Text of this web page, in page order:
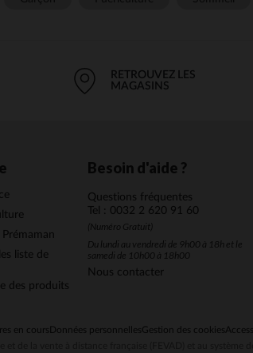
RETROUVEZ LES
MAGASINS
liste de
des produits
Besoin d'aide ?
Questions fréquentes
Tel : 0032 2 620 91 60
(Numéro Gratuit)
Du lundi au vendredi de 9h00 à 18h et le
samedi de 10h00 à 18h00
Nous contacter
en cours Données personnellesGestion des cookies